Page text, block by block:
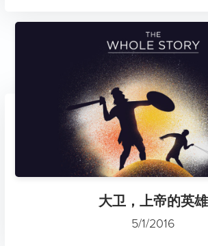
大卫，上帝的英雄
5/1/2016